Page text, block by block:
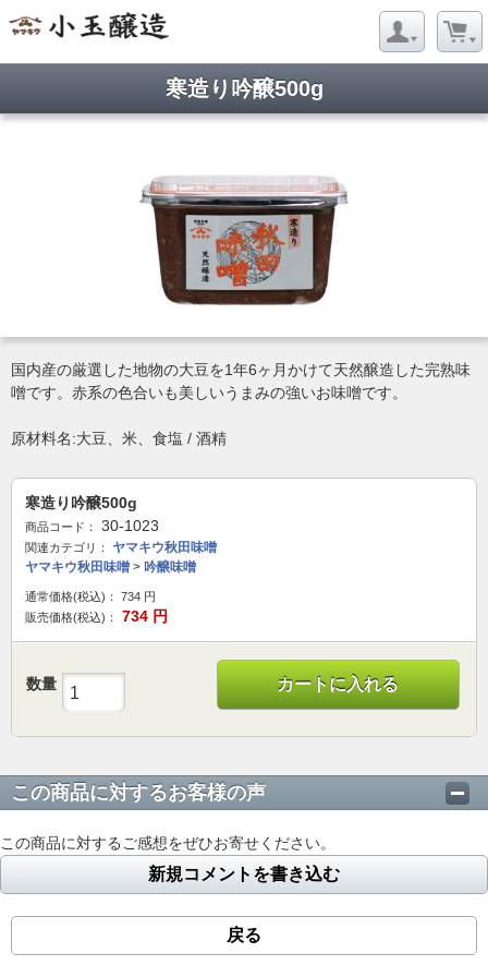
寒造り吟醸500g
国内産の厳選した地物の大豆を1年6ヶ月かけて天然醸造した完熟味
噌です。赤系の色合いも美しいうまみの強いお味噌です。
原材料名:大豆、米、食塩 / 酒精
寒造り吟醸500g
商品コード： 30-1023
関連カテゴリ：
ヤマキウ秋田味噌
ヤマキウ秋田味噌 > 吟醸味噌
通常価格(税込)： 734 円
販売価格(税込)：
734 円
数量 カートに入れる
この商品に対するお客様の声
この商品に対するご感想をぜひお寄せください。
新規コメントを書き込む
戻る